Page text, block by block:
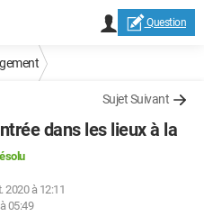
Question
Sujet Suivant
dans les lieux à la
2020 à 12:11
05:49